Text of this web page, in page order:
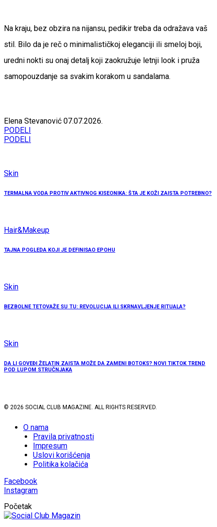
Na kraju, bez obzira na nijansu, pedikir treba da odražava vaš
stil. Bilo da je reč o minimalističkoj eleganciji ili smeloj boji,
uredni nokti su onaj detalj koji zaokružuje letnji look i pruža
samopouzdanje sa svakim korakom u sandalama.
Elena Stevanović 07.07.2026.
PODELI
PODELI
Skin
TERMALNA VODA PROTIV AKTIVNOG KISEONIKA: ŠTA JE KOŽI ZAISTA POTREBNO?
Hair&Makeup
TAJNA POGLEDA KOJI JE DEFINISAO EPOHU
Skin
BEZBOLNE TETOVAŽE SU TU: REVOLUCIJA ILI SKRNAVLJENJE RITUALA?
Skin
DA LI GOVEĐI ŽELATIN ZAISTA MOŽE DA ZAMENI BOTOKS? NOVI TIKTOK TREND
POD LUPOM STRUČNJAKA
© 2026 SOCIAL CLUB MAGAZINE. ALL RIGHTS RESERVED.
O nama
Pravila privatnosti
Impresum
Uslovi korišćenja
Politika kolačića
Facebook
Instagram
Početak